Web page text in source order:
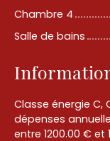
Chambre 4
Salle de bains
Classe énergie
dépenses
entre 1200.00 € et